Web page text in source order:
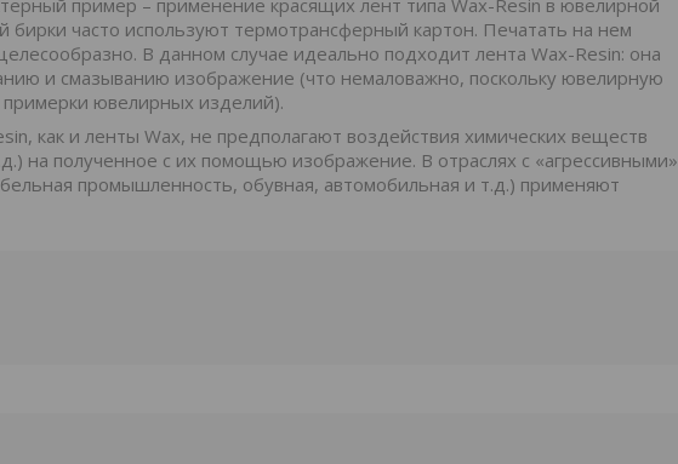
бирки часто используют термотрансферный картон. Печатать на нем
В данном случае идеально подходит лента Wax-Resin: она
и смазыванию изображение (что немаловажно, поскольку ювелирную
примерки ювелирных изделий).
как и ленты Wax, не предполагают воздействия химических веществ
на полученное с их помощью изображение. В отраслях с «агрессивными»
промышленность, обувная, автомобильная и т.д.) применяют